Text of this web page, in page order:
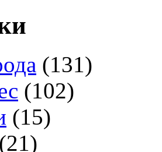
(131)
(102)
(15)
(21)